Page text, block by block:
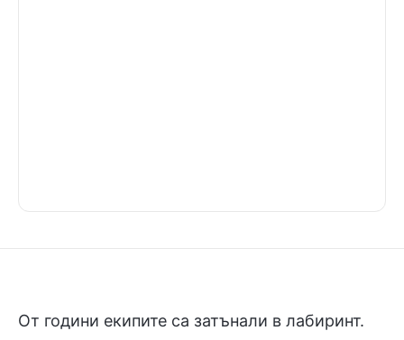
От години екипите са затънали в лабиринт.